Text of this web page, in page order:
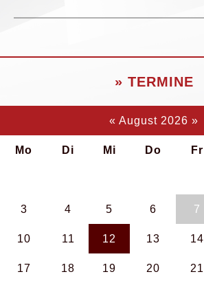
» TERMINE
« August 2026 »
Mo Di Mi Do Fr
3 4 5 6 7
10 11 12 13 14
17 18 19 20 21